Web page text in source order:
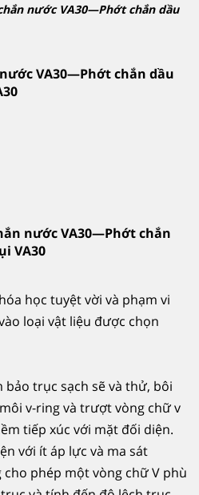
nước VA30—Phớt chắn dầu
VA30—Phớt chắn dầu
nước VA30—Phớt chắn
VA30
học tuyệt vời và phạm vi
loại vật liệu được chọn
trục sạch sẽ và thử, bôi
v-ring và trượt vòng chữ v
tiếp xúc với mặt đối diện.
với ít áp lực và ma sát
phép một vòng chữ V phù